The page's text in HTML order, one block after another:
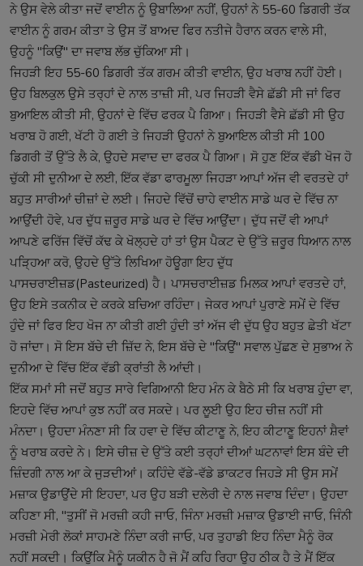
ਨੇ ਉਸ ਵੇਲੇ ਕੀਤਾ ਜਦੋਂ ਵਾਈਨ ਨੂੰ ਉਬਾਲਿਆ ਨਹੀਂ, ਉਹਨਾਂ ਨੇ 55-60 ਡਿਗਰੀ ਤੱਕ
ਵਾਈਨ ਨੂੰ ਗਰਮ ਕੀਤਾ ਤੇ ਉਸ ਤੋਂ ਬਾਅਦ ਫਿਰ ਨਤੀਜੇ ਹੈਰਾਨ ਕਰਨ ਵਾਲੇ ਸੀ,
ਉਹਨੂੰ "ਕਿਉਂ" ਦਾ ਜਵਾਬ ਲੱਭ ਚੁੱਕਿਆ ਸੀ।
ਜਿਹੜੀ ਇਹ 55-60 ਡਿਗਰੀ ਤੱਕ ਗਰਮ ਕੀਤੀ ਵਾਈਨ, ਉਹ ਖਰਾਬ ਨਹੀਂ ਹੋਈ।
ਉਹ ਬਿਲਕੁਲ ਉਸੇ ਤਰ੍ਹਾਂ ਦੇ ਨਾਲ ਤਾਜ਼ੀ ਸੀ, ਪਰ ਜਿਹੜੀ ਵੈਸੇ ਛੱਡੀ ਸੀ ਜਾਂ ਫਿਰ
ਬੁਆਇਲ ਕੀਤੀ ਸੀ, ਉਹਨਾਂ ਦੇ ਵਿੱਚ ਫਰਕ ਪੈ ਗਿਆ। ਜਿਹੜੀ ਵੈਸੇ ਛੱਡੀ ਸੀ ਉਹ
ਖਰਾਬ ਹੋ ਗਈ, ਖੱਟੀ ਹੋ ਗਈ ਤੇ ਜਿਹੜੀ ਉਹਨਾਂ ਨੇ ਬੁਆਇਲ ਕੀਤੀ ਸੀ 100
ਡਿਗਰੀ ਤੋਂ ਉੱਤੇ ਲੈ ਕੇ, ਉਹਦੇ ਸਵਾਦ ਦਾ ਫਰਕ ਪੈ ਗਿਆ। ਸੋ ਹੁਣ ਇੱਕ ਵੱਡੀ ਖੋਜ ਹੋ
ਚੁੱਕੀ ਸੀ ਦੁਨੀਆ ਦੇ ਲਈ, ਇੱਕ ਵੱਡਾ ਫਾਰਮੂਲਾ ਜਿਹੜਾ ਆਪਾਂ ਅੱਜ ਵੀ ਵਰਤਦੇ ਹਾਂ
ਬਹੁਤ ਸਾਰੀਆਂ ਚੀਜ਼ਾਂ ਦੇ ਲਈ। ਜਿਹਦੇ ਵਿੱਚੋਂ ਚਾਹੇ ਵਾਈਨ ਸਾਡੇ ਘਰ ਦੇ ਵਿੱਚ ਨਾ
ਆਉਂਦੀ ਹੋਵੇ, ਪਰ ਦੁੱਧ ਜ਼ਰੂਰ ਸਾਡੇ ਘਰ ਦੇ ਵਿੱਚ ਆਉਂਦਾ। ਦੁੱਧ ਜਦੋਂ ਵੀ ਆਪਾਂ
ਆਪਣੇ ਫਰਿੱਜ ਵਿੱਚੋਂ ਕੱਢ ਕੇ ਖੋਲ੍ਹਦੇ ਹਾਂ ਤਾਂ ਉਸ ਪੈਕਟ ਦੇ ਉੱਤੇ ਜ਼ਰੂਰ ਧਿਆਨ ਨਾਲ
ਪੜ੍ਹਿਆ ਕਰੋ, ਉਹਦੇ ਉੱਤੇ ਲਿਖਿਆ ਹੋਊਗਾ ਇਹ ਦੁੱਧ
ਪਾਸਚਰਾਈਜ਼ਡ(Pasteurized) ਹੈ। ਪਾਸਚਰਾਈਜ਼ਡ ਮਿਲਕ ਆਪਾਂ ਵਰਤਦੇ ਹਾਂ,
ਉਹ ਇਸੇ ਤਕਨੀਕ ਦੇ ਕਰਕੇ ਬਚਿਆ ਰਹਿੰਦਾ। ਜੇਕਰ ਆਪਾਂ ਪੁਰਾਣੇ ਸਮੇਂ ਦੇ ਵਿੱਚ
ਹੁੰਦੇ ਜਾਂ ਫਿਰ ਇਹ ਖੋਜ ਨਾ ਕੀਤੀ ਗਈ ਹੁੰਦੀ ਤਾਂ ਅੱਜ ਵੀ ਦੁੱਧ ਉਹ ਬਹੁਤ ਛੇਤੀ ਖੱਟਾ
ਹੋ ਜਾਂਦਾ। ਸੋ ਇਸ ਬੱਚੇ ਦੀ ਜ਼ਿੱਦ ਨੇ, ਇਸ ਬੱਚੇ ਦੇ "ਕਿਉਂ" ਸਵਾਲ ਪੁੱਛਣ ਦੇ ਸੁਭਾਅ ਨੇ
ਦੁਨੀਆ ਦੇ ਵਿੱਚ ਇੱਕ ਵੱਡੀ ਕ੍ਰਾਂਤੀ ਲੈ ਆਂਦੀ।
ਇੱਕ ਸਮਾਂ ਸੀ ਜਦੋਂ ਬਹੁਤ ਸਾਰੇ ਵਿਗਿਆਨੀ ਇਹ ਮੰਨ ਕੇ ਬੈਠੇ ਸੀ ਕਿ ਖਰਾਬ ਹੁੰਦਾ ਵਾ,
ਇਹਦੇ ਵਿੱਚ ਆਪਾਂ ਕੁਝ ਨਹੀਂ ਕਰ ਸਕਦੇ। ਪਰ ਲੂਈ ਉਹ ਇਹ ਚੀਜ਼ ਨਹੀਂ ਸੀ
ਮੰਨਦਾ। ਉਹਦਾ ਮੰਨਣਾ ਸੀ ਕਿ ਹਵਾ ਦੇ ਵਿੱਚ ਕੀਟਾਣੂ ਨੇ, ਇਹ ਕੀਟਾਣੂ ਇਹਨਾਂ ਸ਼ੈਵਾਂ
ਨੂੰ ਖਰਾਬ ਕਰਦੇ ਨੇ। ਇਸੇ ਚੀਜ਼ ਦੇ ਉੱਤੇ ਕਈ ਤਰ੍ਹਾਂ ਦੀਆਂ ਘਟਨਾਵਾਂ ਇਸ ਬੰਦੇ ਦੀ
ਜ਼ਿੰਦਗੀ ਨਾਲ ਆ ਕੇ ਜੁੜਦੀਆਂ। ਕਹਿੰਦੇ ਵੱਡੇ-ਵੱਡੇ ਡਾਕਟਰ ਜਿਹੜੇ ਸੀ ਉਸ ਸਮੇਂ
ਮਜ਼ਾਕ ਉਡਾਉਂਦੇ ਸੀ ਇਹਦਾ, ਪਰ ਉਹ ਬੜੀ ਦਲੇਰੀ ਦੇ ਨਾਲ ਜਵਾਬ ਦਿੰਦਾ। ਉਹਦਾ
ਕਹਿਣਾ ਸੀ, "ਤੁਸੀਂ ਜੋ ਮਰਜ਼ੀ ਕਹੀ ਜਾਓ, ਜਿੰਨਾ ਮਰਜ਼ੀ ਮਜ਼ਾਕ ਉਡਾਈ ਜਾਓ, ਜਿੰਨੀ
ਮਰਜ਼ੀ ਮੇਰੀ ਲੋਕਾਂ ਸਾਹਮਣੇ ਨਿੰਦਾ ਕਰੀ ਜਾਓ, ਪਰ ਤੁਹਾਡੀ ਇਹ ਨਿੰਦਾ ਮੈਨੂੰ ਰੋਕ
ਨਹੀਂ ਸਕਦੀ। ਕਿਉਂਕਿ ਮੈਨੂੰ ਯਕੀਨ ਹੈ ਜੋ ਮੈਂ ਕਹਿ ਰਿਹਾ ਉਹ ਠੀਕ ਹੈ ਤੇ ਮੈਂ ਇੱਕ